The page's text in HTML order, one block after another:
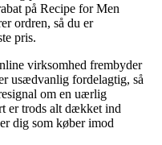
på Recipe for Men
ordren, så du er
pris.
virksomhed frembyder
usædvanlig fordelagtig, så
om en uærlig
er trods alt dækket ind
dig som køber imod